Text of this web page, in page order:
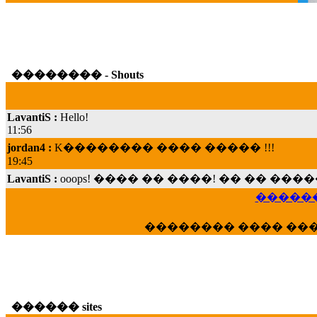
�������� - Shouts
11:56
jordan4 :
19:45
LavantiS :
���; ���� ��� ��� �������� ����
veronica :E���� 2012 ��� ����� ���
�������� ����
������ sites